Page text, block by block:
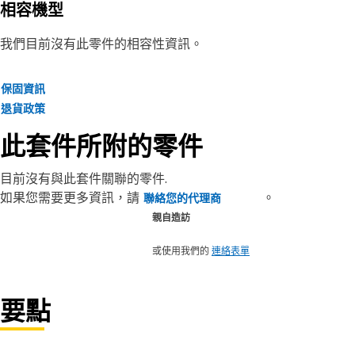
相容機型
我們目前沒有此零件的相容性資訊。
保固資訊
退貨政策
此套件所附的零件
目前沒有與此套件關聯的零件.
如果您需要更多資訊，請 聯絡您的代理商
親自造訪
或使用我們的 連絡表單
。
要點